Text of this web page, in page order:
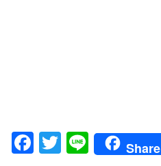
Facebook
Twitter
LineShare